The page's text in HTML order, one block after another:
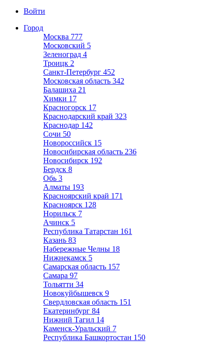
Войти
Город
Москва 777
Московский 5
Зеленоград 4
Троицк 2
Санкт-Петербург 452
Московская область 342
Балашиха 21
Химки 17
Красногорск 17
Краснодарский край 323
Краснодар 142
Сочи 50
Новороссийск 15
Новосибирская область 236
Новосибирск 192
Бердск 8
Обь 3
Алматы 193
Красноярский край 171
Красноярск 128
Норильск 7
Ачинск 5
Республика Татарстан 161
Казань 83
Набережные Челны 18
Нижнекамск 5
Самарская область 157
Самара 97
Тольятти 34
Новокуйбышевск 9
Свердловская область 151
Екатеринбург 84
Нижний Тагил 14
Каменск-Уральский 7
Республика Башкортостан 150